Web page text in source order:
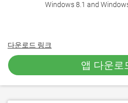
Windows 8.1 and
다운로드 링크
앱 다운